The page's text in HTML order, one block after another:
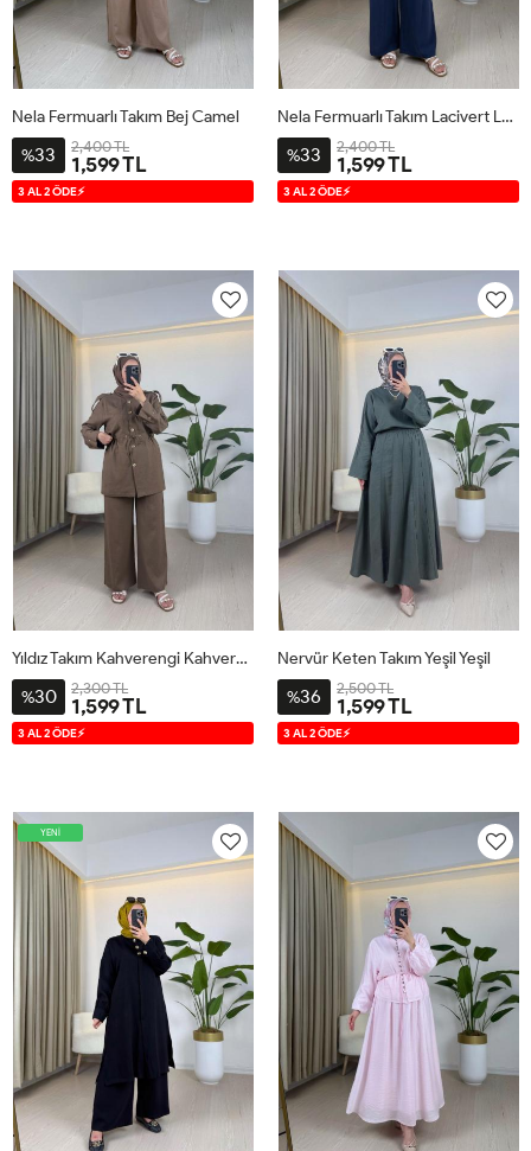
Nela Fermuarlı Takım Bej Camel
%33 2,400 TL
1,599 TL
3 AL 2 ÖDE⚡
Nela Fermuarlı Takım Lacivert Lacivert
%33 2,400 TL
1,599 TL
3 AL 2 ÖDE⚡
Yıldız Takım Kahverengi Kahverengi
%30 2,300 TL
1,599 TL
3 AL 2 ÖDE⚡
Nervür Keten Takım Yeşil Yeşil
%36 2,500 TL
1,599 TL
3 AL 2 ÖDE⚡
YENİ